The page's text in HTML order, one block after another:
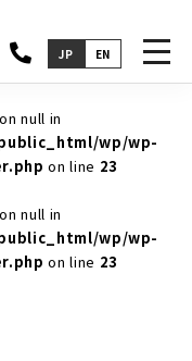
JP EN
null in
wp/wp-
on line 23
null in
wp/wp-
on line 23